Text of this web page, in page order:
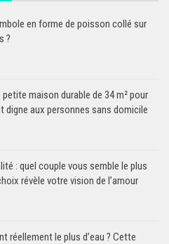
en forme de poisson collé sur
?
petite maison durable de 34 m² pour
digne aux personnes sans domicile
: quel couple vous semble le plus
révèle votre vision de l’amour
réellement le plus d’eau ? Cette